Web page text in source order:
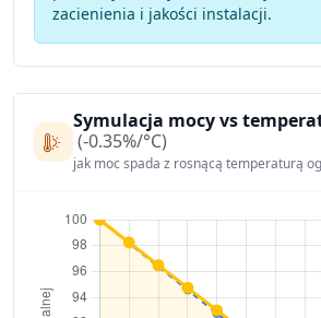
zacienienia i jakości instalacji.
Symulacja mocy vs
(-0.35%/°C)
jak moc spada z rosnącą temperaturą